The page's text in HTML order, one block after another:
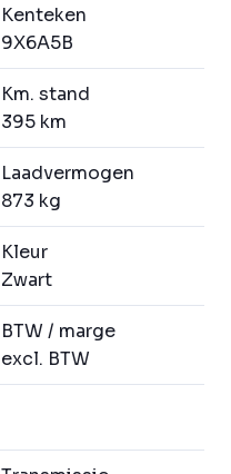
Kenteken
9X6A5B
Km. stand
395 km
Laadvermogen
873 kg
Kleur
Zwart
BTW / marge
excl. BTW